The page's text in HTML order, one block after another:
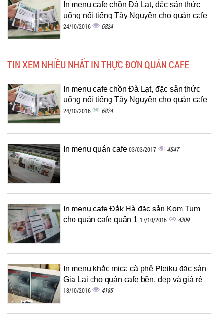
In menu cafe chồn Đà Lạt, đặc sản thức
uống nổi tiếng Tây Nguyên cho quán cafe
24/10/2016 6824
TIN XEM NHIỀU NHẤT IN THỰC ĐƠN QUÁN CAFE
In menu cafe chồn Đà Lạt, đặc sản thức
uống nổi tiếng Tây Nguyên cho quán cafe
24/10/2016 6824
In menu quán cafe 03/03/2017 4547
In menu cafe Đắk Hà đặc sản Kom Tum
cho quán cafe quận 1 17/10/2016 4309
In menu khắc mica cà phê Pleiku đặc sản
Gia Lai cho quán cafe bền, đẹp và giá rẻ
18/10/2016 4185